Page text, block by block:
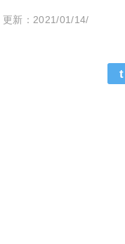
新：2021/01/14/
t